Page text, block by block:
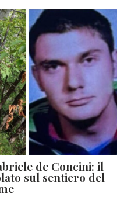
de Concini: il
sul sentiero del